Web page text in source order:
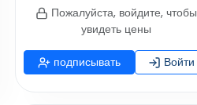
Пожалуйста, войдите, чтобы
увидеть цены
подписывать Войти